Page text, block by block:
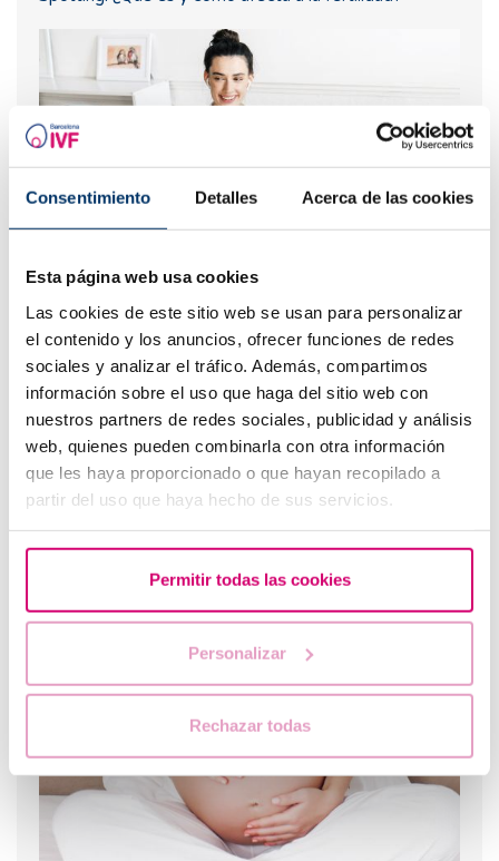
Consentimiento Detalles Acerca de las cookies
Esta página web usa cookies
Las cookies de este sitio web se usan para personalizar
el contenido y los anuncios, ofrecer funciones de redes
sociales y analizar el tráfico. Además, compartimos
información sobre el uso que haga del sitio web con
nuestros partners de redes sociales, publicidad y análisis
web, quienes pueden combinarla con otra información
que les haya proporcionado o que hayan recopilado a
partir del uso que haya hecho de sus servicios.
Permitir todas las cookies
Personalizar
Rechazar todas
Tengo una baja reserva ovárica, ¿alguien me lo puede
¿Qué hacer si hay retraso menstrual con un test de
embarazo negativo?